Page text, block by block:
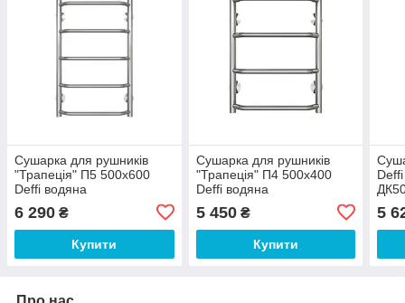
Сушарка для рушників
"Трапеція" П5 500х600
Deffi водяна
6 290 ₴
Купити
Сушарка для рушників
"Трапеція" П4 500х400
Deffi водяна
5 450₴
Купити
5